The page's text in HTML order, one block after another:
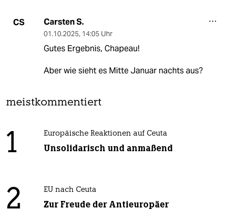
CS Carsten S.
01.10.2025, 14:05 Uhr
Gutes Ergebnis, Chapeau!
Aber wie sieht es Mitte Januar nachts aus?
meistkommentiert
1 Europäische Reaktionen auf Ceuta
Unsolidarisch und anmaßend
2 EU nach Ceuta
Zur Freude der Antieuropäer